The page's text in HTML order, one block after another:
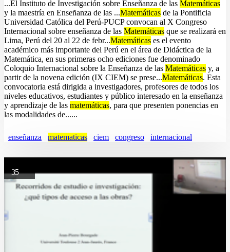
...El Instituto de Investigación sobre Enseñanza de las Matemáticas
y la maestría en Enseñanza de las ...Matemáticas de la Pontificia
Universidad Católica del Perú-PUCP convocan al X Congreso
Internacional sobre enseñanza de las Matemáticas que se realizará en
Lima, Perú del 20 al 22 de febr...Matemáticas es el evento
académico más importante del Perú en el área de Didáctica de la
Matemática, en sus primeras ocho ediciones fue denominado
Coloquio Internacional sobre la Enseñanza de las Matemáticas y, a
partir de la novena edición (IX CIEM) se prese...Matemáticas. Esta
convocatoria está dirigida a investigadores, profesores de todos los
niveles educativos, estudiantes y público interesado en la enseñanza
y aprendizaje de las matemáticas, para que presenten ponencias en
las modalidades de......
enseñanza matematicas ciem congreso internacional
35